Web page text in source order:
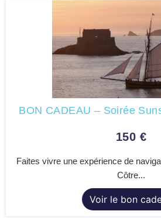
BON CADEAU – Soirée
150 €
Faites vivre une expérience de
Côtre...
Voir le bon